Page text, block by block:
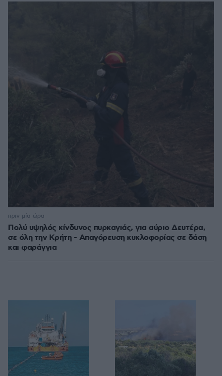
Πολύ υψηλός κίνδυνος πυρκαγιάς, για αύριο Δευτέρα,
σε όλη την Κρήτη - Απαγόρευση κυκλοφορίας σε δάση
και φαράγγια
πριν μία ώρα